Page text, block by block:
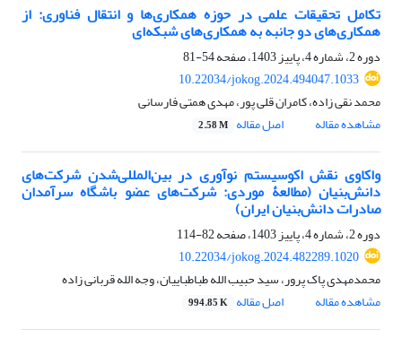
تکامل تحقیقات علمی در حوزه همکاری‌ها و انتقال فناوری: از
همکاری‌های دو جانبه به همکاری‌های شبکه‌ای
دوره 2، شماره 4، پاییز 1403، صفحه
54-81
10.22034/jokog.2024.494047.1033
محمد نقی زاده، کامران قلی پور، مهدی همتی فارسانی
مشاهده مقاله
اصل مقاله 2.58 M
واکاوی نقش اکوسیستم نوآوری در بین‌المللی‌شدن شرکت‌های
دانش‌بنیان (مطالعۀ موردی: شرکت‌های عضو باشگاه سرآمدان
صادرات دانش‌بنیان ایران)
دوره 2، شماره 4، پاییز 1403، صفحه
82-114
10.22034/jokog.2024.482289.1020
محمدمهدی پاک پرور، سید حبیب الله طباطباییان، وجه الله قربانی زاده
مشاهده مقاله
اصل مقاله 994.85 K